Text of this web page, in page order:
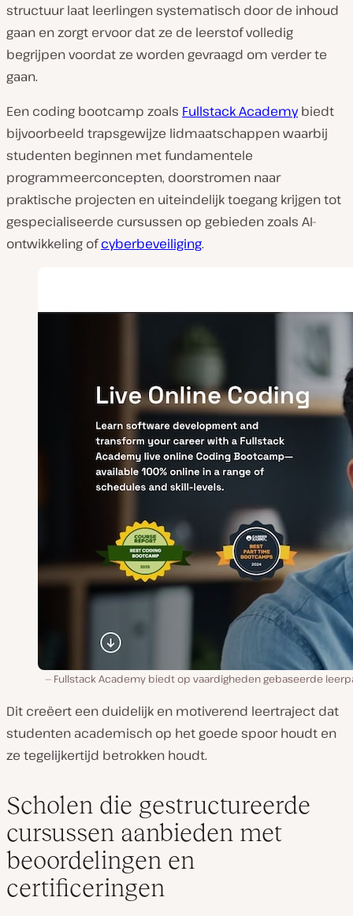
structuur laat leerlingen systematisch door de inhoud
gaan en zorgt ervoor dat ze de leerstof volledig
begrijpen voordat ze worden gevraagd om verder te
gaan.
Een coding bootcamp zoals Fullstack Academybiedt
bijvoorbeeld trapsgewijze lidmaatschappen waarbij
studenten beginnen met fundamentele
programmeerconcepten, doorstromen naar
praktische projecten en uiteindelijk toegang krijgen tot
gespecialiseerde cursussen op gebieden zoals AI-
ontwikkeling ofcyberbeveiliging.
Fullstack Academy biedt op vaardigheden gebaseerde
Dit creëert een duidelijk en motiverend leertraject dat
studenten academisch op het goede spoor houdt en
ze tegelijkertijd betrokken houdt.
Scholen die gestructureerde
cursussen aanbieden met
beoordelingen en
certificeringen